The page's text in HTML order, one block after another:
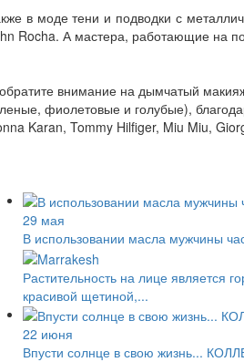
в моде тени и подводки с
Rocha. А мастера, работающие на
внимание на дымчатый
фиолетовые и голубые),
Karan, Tommy Hilfiger, Miu Miu,
29 мая
В использовании масла мужчины
Растительность на лице является
красивой щетиной,...
22 июня
Впусти солнце в свою жизнь...